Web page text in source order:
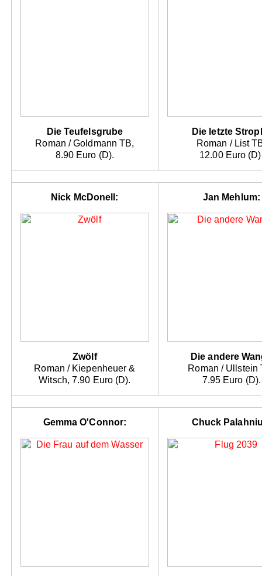
Die Teufelsgrube
Roman / Goldmann TB,
8.90 Euro (D).
Die letzte
Roman / List
12.00 Euro
Nick McDonell:
Zwölf
Roman / Kiepenheuer &
Witsch, 7.90 Euro (D).
Jan Mehlum:
Die andere
Roman / Ullstein
7.95 Euro (D).
Gemma O'Connor: Chuck